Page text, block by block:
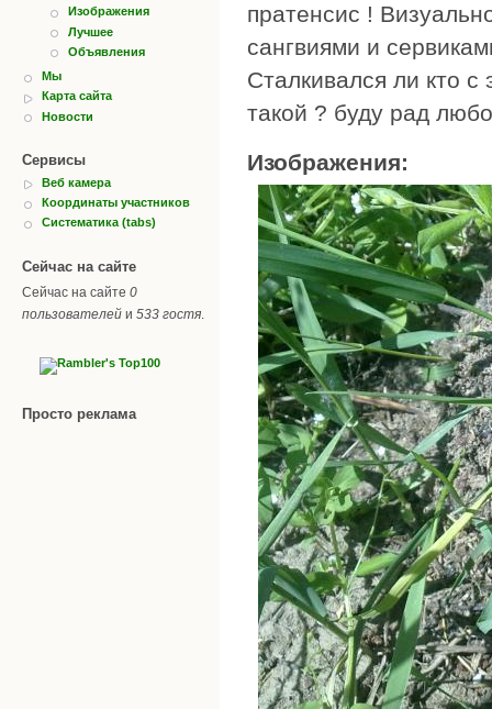
Изображения
Лучшее
Объявления
Мы
Карта сайта
Новости
Сервисы
Веб камера
Координаты участников
Систематика (tabs)
Сейчас на сайте
Сейчас на сайте 0
пользователей и 533 гостя
Просто реклама
пратенсис !
сангвиями и
Сталкивался ли кто
такой ? буду рад
Изображения: